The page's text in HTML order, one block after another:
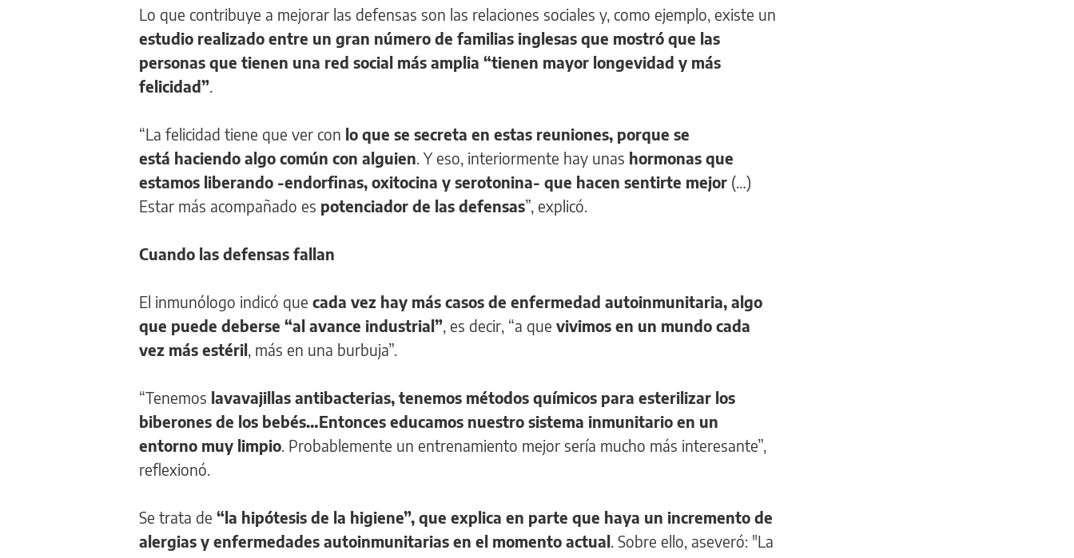
Lo que contribuye a mejorar las defensas son las relaciones sociales y, como ejemplo, existe un
estudio realizado entre un gran número de familias inglesas que mostró que las
personas que tienen una red social más amplia “tienen mayor longevidad y más
felicidad”
“La felicidad tiene que ver con lo que se secreta en estas reuniones, porque se
está haciendo algo común con alguien . Y eso, interiormente hay unas hormonas que
estamos liberando -endorfinas, oxitocina y serotonina- que hacen sentirte mejor (…)
Estar más acompañado es potenciador de las defensas”, explicó.
Cuando las defensas fallan
El inmunólogo indicó que cada vez hay más casos de enfermedad autoinmunitaria, algo
que puede deberse “al avance industrial” , es decir, “a que vivimos en un mundo cada
vez más estéril , más en una burbuja”.
“Tenemos lavavajillas antibacterias, tenemos métodos químicos para esterilizar los
biberones de los bebés…Entonces educamos nuestro sistema inmunitario en un
entorno muy limpio . Probablemente un entrenamiento mejor sería mucho más interesante”,
reflexionó.
Se trata de “la hipótesis de la higiene”, que explica en parte que haya un incremento de
alergias y enfermedades autoinmunitarias en el momento actual . Sobre ello, aseveró: "La